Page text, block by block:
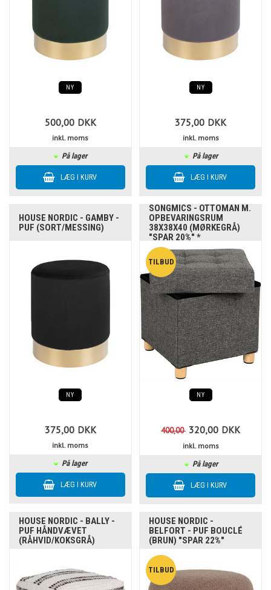
NY
500,00 DKK
inkl. moms
På lager
NY
375,00 DKK
inkl. moms
På lager
HOUSE NORDIC - GAMBY -
PUF (SORT/MESSING)
NY
375,00 DKK
inkl. moms
På lager
SONGMICS - OTTOMAN M.
OPBEVARINGSRUM
38X38X40 (MØRKEGRÅ)
"SPAR 20%" *
NY
400,00 320,00 DKK
inkl. moms
På lager
HOUSE NORDIC - BALLY -
PUF HÅNDVÆVET
(RÅHVID/KOKSGRÅ)
HOUSE NORDIC -
BELFORT - PUF BOUCLÉ
(BRUN) "SPAR 22%"